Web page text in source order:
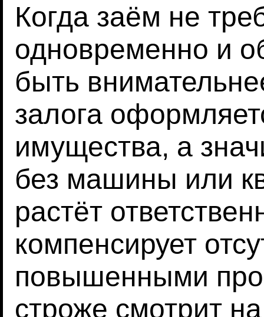
Когда заём не
одновременно и
быть
залога
имущества, а
без машины или
растёт
компенсирует
повышенными
строже смотрит